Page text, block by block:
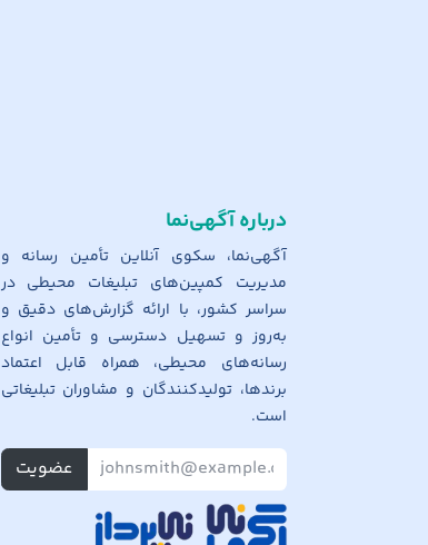
درباره آگهی‌نما
آگهی‌نما، سکوی آنلاین تأمین رسانه و
مدیریت کمپین‌های تبلیغات محیطی در
سراسر کشور، با ارائه گزارش‌های دقیق و
به‌روز و تسهیل دسترسی و تأمین انواع
رسانه‌های محیطی، همراه قابل اعتماد
برندها، تولیدکنندگان و مشاوران تبلیغاتی
است.
عضویت